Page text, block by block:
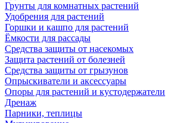
Грунты для комнатных растений
Удобрения для растений
Горшки и кашпо для растений
Ёмкости для рассады
Средства защиты от насекомых
Защита растений от болезней
Средства защиты от грызунов
Опрыскиватели и аксессуары
Опоры для растений и кустодержатели
Дренаж
Парники, теплицы